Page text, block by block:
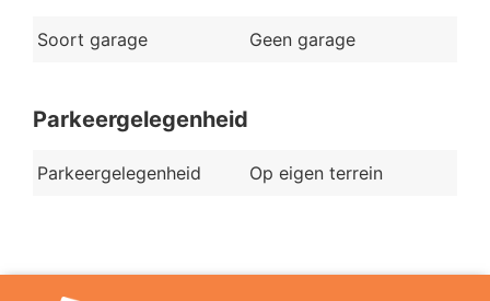
Soort garage Geen garage
Parkeergelegenheid
Parkeergelegenheid Op eigen terrein